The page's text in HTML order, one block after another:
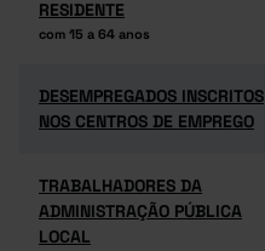
RESIDENTE
com 15 a 64 anos
RESIDENTE
com 15 a 64 anos
DESEMPREGADOS INSCRITOS
NOS CENTROS DE EMPREGO
DESEMPREGADOS INSCRITOS
NOS CENTROS DE EMPREGO
TRABALHADORES DA
ADMINISTRAÇÃO PÚBLICA
LOCAL
TRABALHADORES DA
ADMINISTRAÇÃO PÚBLICA
LOCAL